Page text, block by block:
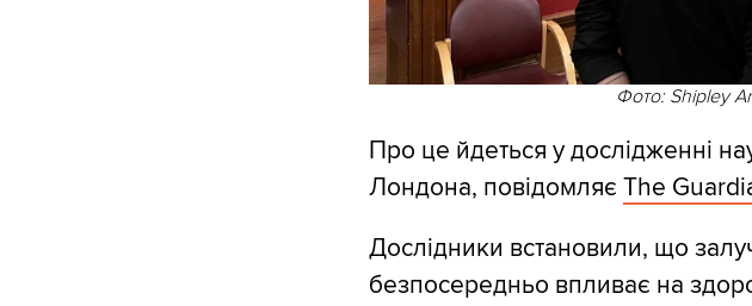
Фото: Shipley
Про це йдеться у дослідженні
Лондона, повідомляє The
Дослідники встановили, що
безпосередньо впливає на